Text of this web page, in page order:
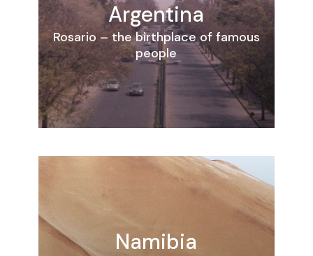
Argentina
Rosario – the birthplace of famous
people
Namibia